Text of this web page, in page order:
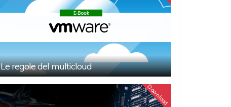
Le regole del multicloud
Download